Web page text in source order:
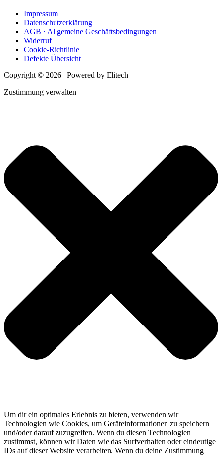
Impressum
Datenschutzerklärung
AGB · Allgemeine Geschäftsbedingungen
Widerruf
Cookie-Richtlinie
Defekte Übersicht
Copyright © 2026 | Powered by Elitech
Zustimmung verwalten
Um dir ein optimales Erlebnis zu bieten, verwenden wir
Technologien wie Cookies, um Geräteinformationen zu speichern
und/oder darauf zuzugreifen. Wenn du diesen Technologien
zustimmst, können wir Daten wie das Surfverhalten oder eindeutige
IDs auf dieser Website verarbeiten. Wenn du deine Zustimmung